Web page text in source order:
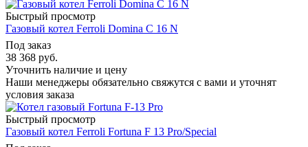
Быстрый просмотр
Газовый котел Ferroli Domina C 16 N
Под заказ
38 368 руб.
Уточнить наличие и цену
Наши менеджеры обязательно свяжутся с вами и уточнят
условия заказа
Быстрый просмотр
Газовый котел Ferroli Fortuna F 13 Pro/Special